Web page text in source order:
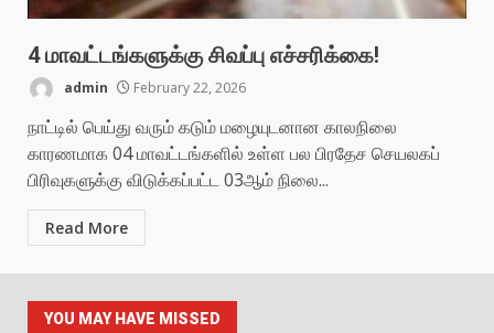
4 மாவட்டங்களுக்கு சிவப்பு எச்சரிக்கை!
admin February 22, 2026
நாட்டில் பெய்து வரும் கடும் மழையுடனான காலநிலை
காரணமாக 04 மாவட்டங்களில் உள்ள பல பிரதேச செயலகப்
பிரிவுகளுக்கு விடுக்கப்பட்ட 03ஆம் நிலை...
Read More
YOU MAY HAVE MISSED